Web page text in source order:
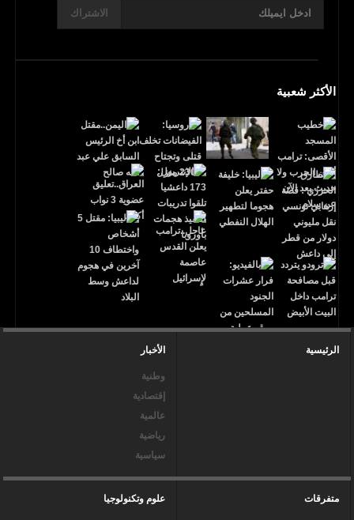
الاشتراك
الأكثر شعبية
الرئيسية الأخبار
وطنية
إقتصادية
عالمية
رياضية
سياسية
متفرقات علوم وتكنولوجيا